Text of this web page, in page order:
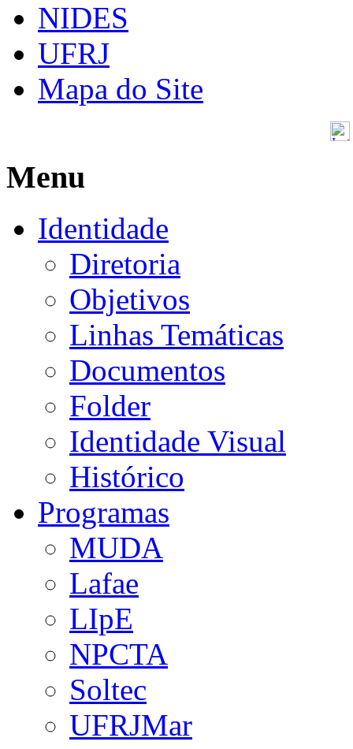
NIDES
UFRJ
Mapa do Site
Menu
Identidade
Diretoria
Objetivos
Linhas Temáticas
Documentos
Folder
Identidade Visual
Histórico
Programas
MUDA
Lafae
LIpE
NPCTA
Soltec
UFRJMar